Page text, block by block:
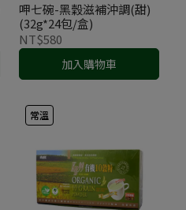
呷七碗-黑穀滋補沖調(甜)
(32g*24包/盒)
NT$580
加入購物車
常溫